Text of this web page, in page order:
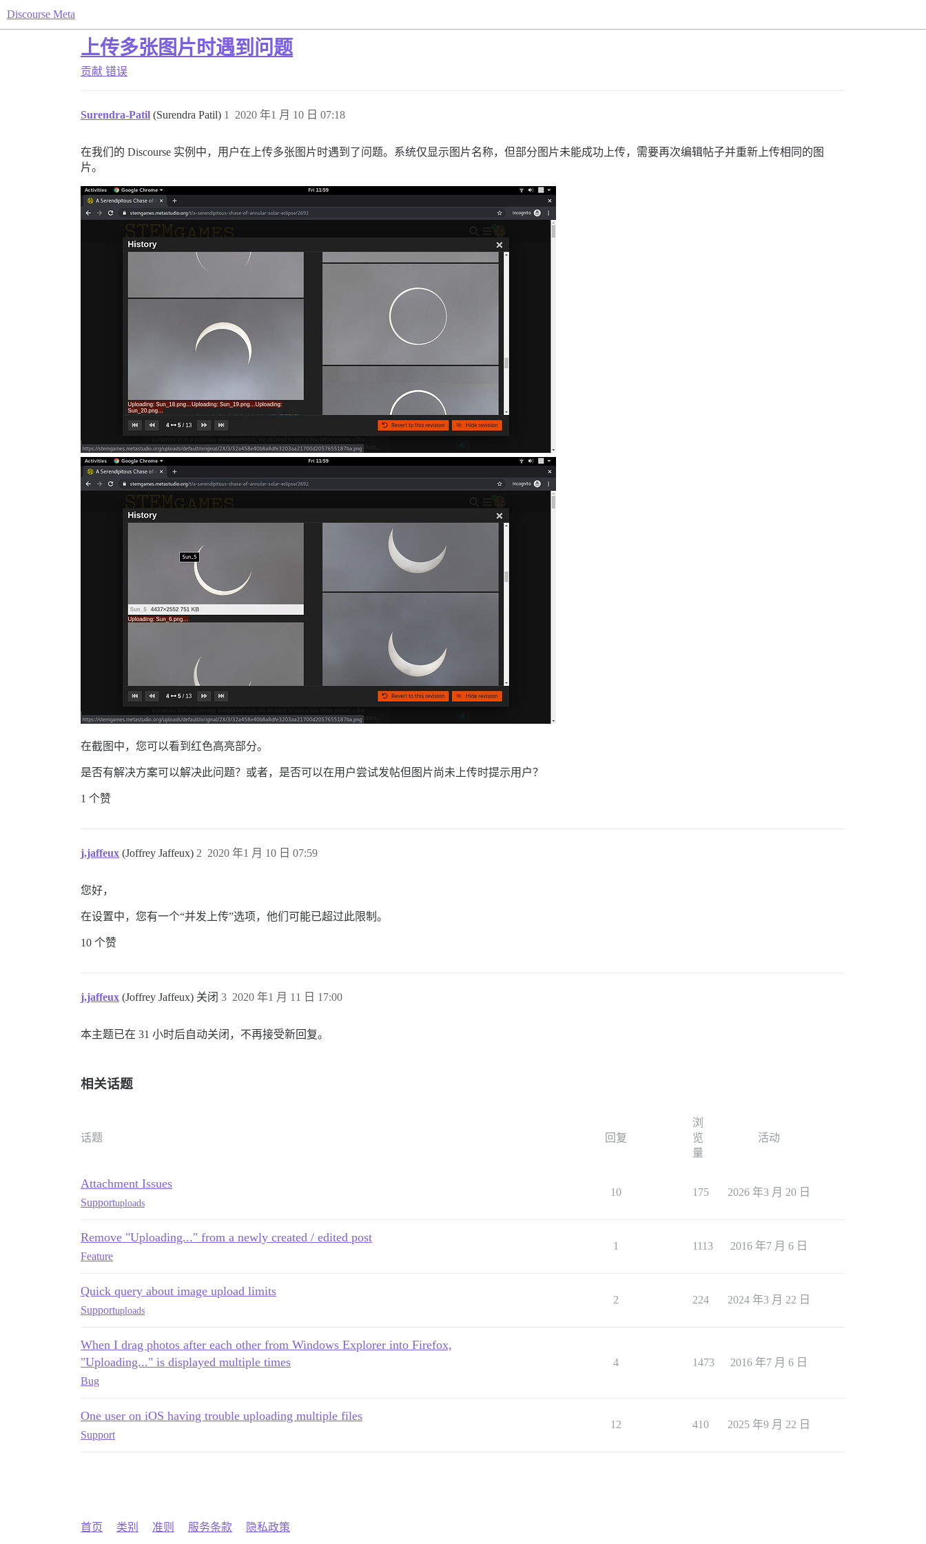
Discourse Meta
上传多张图片时遇到问题
贡献 错误
Surendra-Patil (Surendra Patil) 2020 年1 月 10 日 07:18
1
在我们的 Discourse 实例中，用户在上传多张图片时遇到了问题。系统仅显示图片名称，但部分图片未能成功上传，需要再次编辑帖子并重新上传相同的图
片。
在截图中，您可以看到红色高亮部分。
是否有解决方案可以解决此问题？或者，是否可以在用户尝试发帖但图片尚未上传时提示用户？
1 个赞
j.jaffeux (Joffrey Jaffeux) 2020 年1 月 10 日 07:59
2
您好，
在设置中，您有一个“并发上传”选项，他们可能已超过此限制。
10 个赞
j.jaffeux (Joffrey Jaffeux) 关闭 2020 年1 月 11 日 17:00
3
本主题已在 31 小时后自动关闭，不再接受新回复。
相关话题
话题 回复
浏
览
量
活动
Attachment Issues
Supportuploads
10 175 2026 年3 月 20 日
Remove "Uploading..." from a newly created / edited post
Feature
1 1113 2016 年7 月 6 日
Quick query about image upload limits
Supportuploads
2 224 2024 年3 月 22 日
When I drag photos after each other from Windows Explorer into Firefox,
"Uploading..." is displayed multiple times
Bug
4 1473 2016 年7 月 6 日
One user on iOS having trouble uploading multiple files
Support
12 410 2025 年9 月 22 日
首页 类别 准则 服务条款 隐私政策